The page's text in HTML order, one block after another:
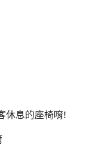
休息的座椅唷!